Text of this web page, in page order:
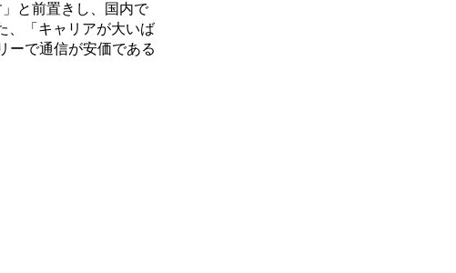
と前置きし、国内で
、「キャリアが大いば
ーで通信が安価である